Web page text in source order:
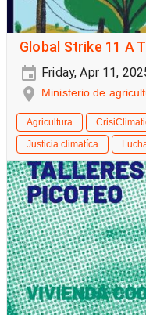
Global Strike 11 A
Friday, Apr 11,
Ministerio de
Agricultura
Justicia climatíca